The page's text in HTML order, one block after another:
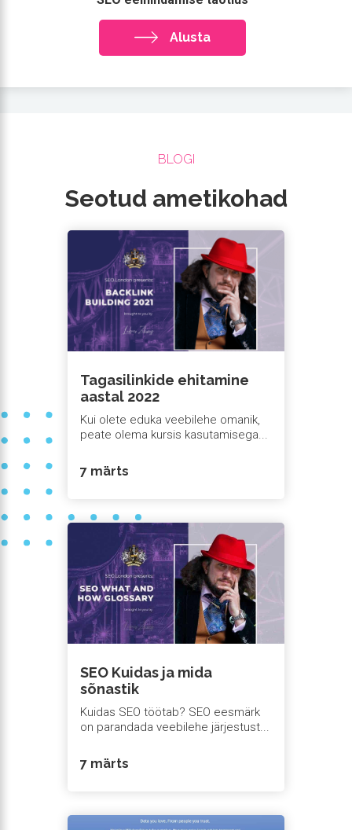
Alusta
BLOGI
Seotud ametikohad
Tagasilinkide ehitamine
aastal 2022
Kui olete eduka veebilehe omanik,
peate olema kursis kasutamisega...
7 märts
SEO Kuidas ja mida
sõnastik
Kuidas SEO töötab? SEO eesmärk
on parandada veebilehe järjestust...
7 märts